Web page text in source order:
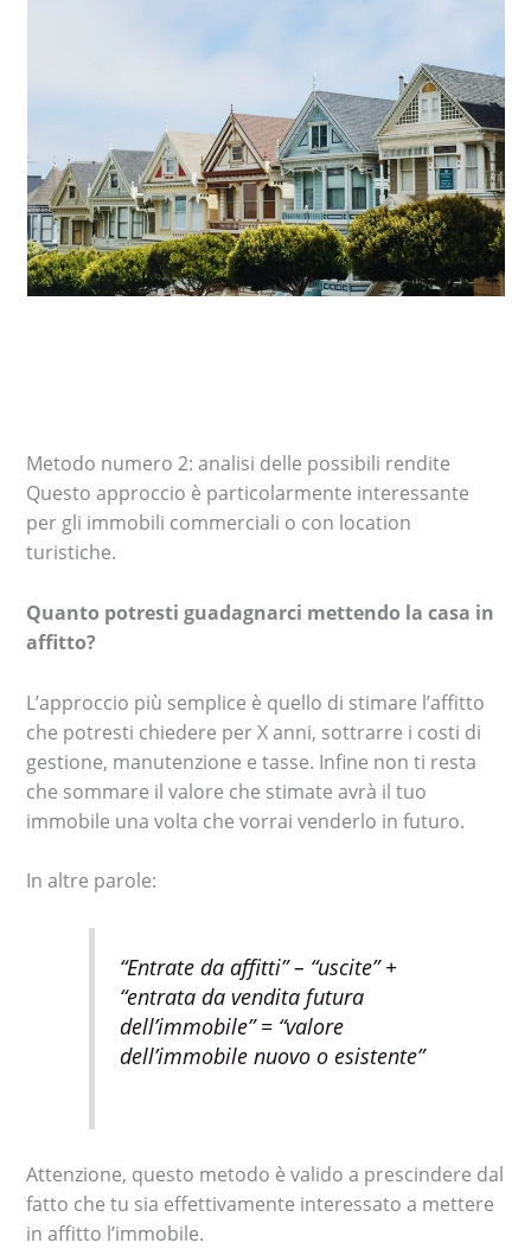
Metodo numero 2: analisi delle possibili rendite
Questo approccio è particolarmente interessante
per gli immobili commerciali o con location
turistiche.
Quanto potresti guadagnarci mettendo la casa in
affitto?
L’approccio più semplice è quello di stimare l’affitto
che potresti chiedere per X anni, sottrarre i costi di
gestione, manutenzione e tasse. Infine non ti resta
che sommare il valore che stimate avrà il tuo
immobile una volta che vorrai venderlo in futuro.
In altre parole:
“Entrate da affitti” – “uscite” +
“entrata da vendita futura
dell’immobile” = “valore
dell’immobile nuovo o esistente”
Attenzione, questo metodo è valido a prescindere dal
fatto che tu sia effettivamente interessato a mettere
in affitto l’immobile.